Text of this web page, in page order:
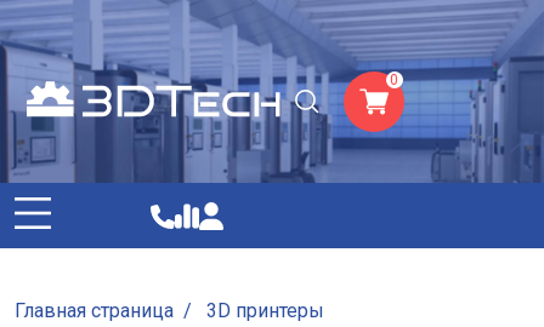
0
Главная страница /
3D принтеры